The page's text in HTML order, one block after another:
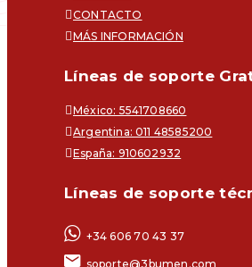
CONTACTO
MÁS INFORMACIÓN
Líneas de soporte
México: 5541708660
Argentina: 011 48585200
España: 910602932
Líneas de soporte
+34 606 70 43 37
soporte@3bumen.com